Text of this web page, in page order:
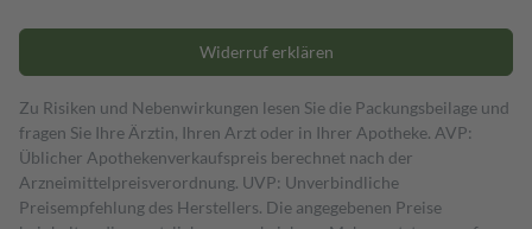
Widerruf erklären
Zu Risiken und Nebenwirkungen lesen Sie die Packungsbeilage und
fragen Sie Ihre Ärztin, Ihren Arzt oder in Ihrer Apotheke. AVP:
Üblicher Apothekenverkaufspreis berechnet nach der
Arzneimittelpreisverordnung. UVP: Unverbindliche
Preisempfehlung des Herstellers. Die angegebenen Preise